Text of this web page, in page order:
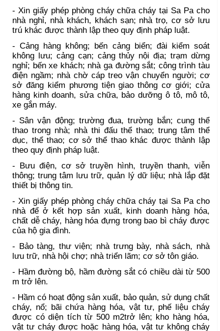
- Xin giấy phép phòng cháy chữa cháy tại Sa Pa cho
nhà nghỉ, nhà khách, khách sạn; nhà trọ, cơ sở lưu
trú khác được thành lập theo quy định pháp luật.
- Cảng hàng không; bến cảng biển; đài kiểm soát
không lưu; cảng cạn; cảng thủy nội địa; trạm dừng
nghỉ; bến xe khách; nhà ga đường sắt; công trình tàu
điện ngầm; nhà chờ cáp treo vận chuyển người; cơ
sở đăng kiểm phương tiện giao thông cơ giới; cửa
hàng kinh doanh, sửa chữa, bảo dưỡng ô tô, mô tô,
xe gắn máy.
- Sân vận động; trường đua, trường bắn; cung thể
thao trong nhà; nhà thi đấu thể thao; trung tâm thể
dục, thể thao; cơ sở thể thao khác được thành lập
theo quy định pháp luật.
- Bưu điện, cơ sở truyền hình, truyền thanh, viễn
thông; trung tâm lưu trữ, quản lý dữ liệu; nhà lắp đặt
thiết bị thông tin.
- Xin giấy phép phòng cháy chữa cháy tại Sa Pa cho
nhà để ở kết hợp sản xuất, kinh doanh hàng hóa,
chất dễ cháy, hàng hóa đựng trong bao bì cháy được
của hộ gia đình.
- Bảo tàng, thư viện; nhà trưng bày, nhà sách, nhà
lưu trữ, nhà hội chợ; nhà triển lãm; cơ sở tôn giáo.
- Hầm đường bộ, hầm đường sắt có chiều dài từ 500
m trở lên.
- Hầm có hoạt động sản xuất, bảo quản, sử dụng chất
cháy, nổ; bãi chứa hàng hóa, vật tư, phế liệu cháy
được có diện tích từ 500 m2trở lên; kho hàng hóa,
vật tư cháy được hoặc hàng hóa, vật tư không cháy